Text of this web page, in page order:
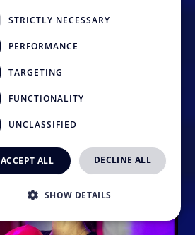
STRICTLY NECESSARY
PERFORMANCE
TARGETING
FUNCTIONALITY
UNCLASSIFIED
ACCEPT ALL DECLINE ALL
SHOW DETAILS